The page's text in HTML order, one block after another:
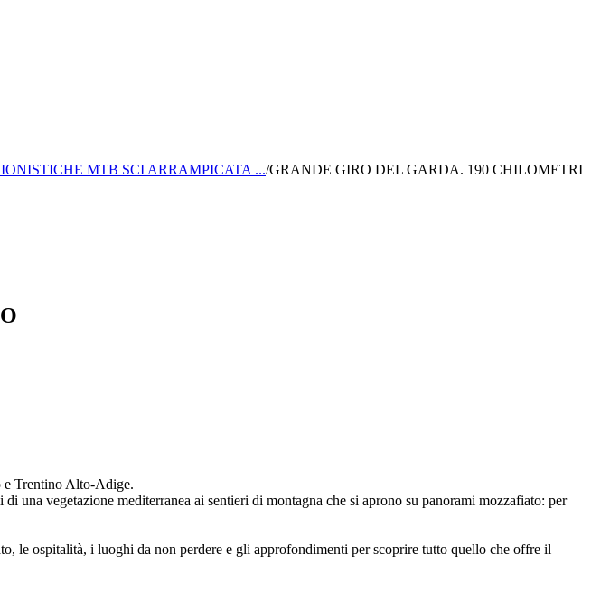
MTB SCI ARRAMPICATA .../GRANDE GIRO DEL GARDA. 190 CHILOMETRI
e Trentino Alto-Adige.
vegetazione mediterranea ai sentieri di montagna che si aprono su panorami mozzafiato: per
le ospitalità, i luoghi da non perdere e gli approfondimenti per scoprire tutto quello che offre il